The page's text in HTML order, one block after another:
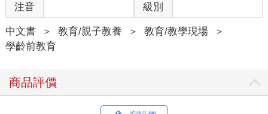
溫柔的聲音會活化大腦的愉悅中心，孩子會轉過頭去注視聲音的
來源，低沉的責罵聲音會使嬰兒恐懼。最近實驗發現，出生四天
的嬰兒在核磁共振儀中聽到大人吵架聲音時，大腦負面情緒中心
有規律的拍也會活化大腦的愉悅中心，大腦喜歡有韻律、有節奏
的動作。幾乎所有原始民族祭典的舞蹈都是簡單、重複性的動
作，研究發現它有催眠作用。觸摸的好處更多，因此促使很多醫
注音 級別
中文書 ＞ 教育/親子教養 ＞ 教育/教學現場
＞
學齡前教育
商品評價